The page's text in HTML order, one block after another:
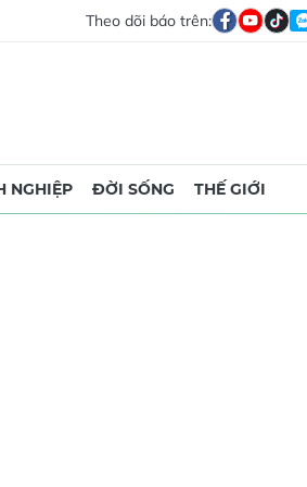
Theo dõi báo trên:
NGHIỆP ĐỜI SỐNG THẾ GIỚI